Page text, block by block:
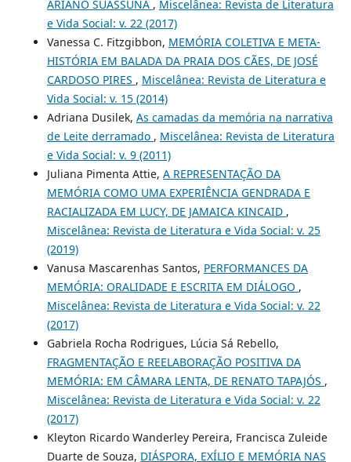
ARIANO SUASSUNA , Miscelânea: Revista de Literatura
e Vida Social: v. 22 (2017)
Vanessa C. Fitzgibbon, MEMÓRIA COLETIVA E META-
HISTÓRIA EM BALADA DA PRAIA DOS CÃES, DE JOSÉ
CARDOSO PIRES , Miscelânea: Revista de Literatura e
Vida Social: v. 15 (2014)
Adriana Dusilek, As camadas da memória na narrativa
de Leite derramado , Miscelânea: Revista de Literatura
e Vida Social: v. 9 (2011)
Juliana Pimenta Attie, A REPRESENTAÇÃO DA
MEMÓRIA COMO UMA EXPERIÊNCIA GENDRADA E
RACIALIZADA EM LUCY, DE JAMAICA KINCAID ,
Miscelânea: Revista de Literatura e Vida Social: v. 25
(2019)
Vanusa Mascarenhas Santos, PERFORMANCES DA
MEMÓRIA: ORALIDADE E ESCRITA EM DIÁLOGO ,
Miscelânea: Revista de Literatura e Vida Social: v. 22
(2017)
Gabriela Rocha Rodrigues, Lúcia Sá Rebello,
FRAGMENTAÇÃO E REELABORAÇÃO POSITIVA DA
MEMÓRIA: EM CÂMARA LENTA, DE RENATO TAPAJÓS ,
Miscelânea: Revista de Literatura e Vida Social: v. 22
(2017)
Kleyton Ricardo Wanderley Pereira, Francisca Zuleide
Duarte de Souza, DIÁSPORA, EXÍLIO E MEMÓRIA NAS